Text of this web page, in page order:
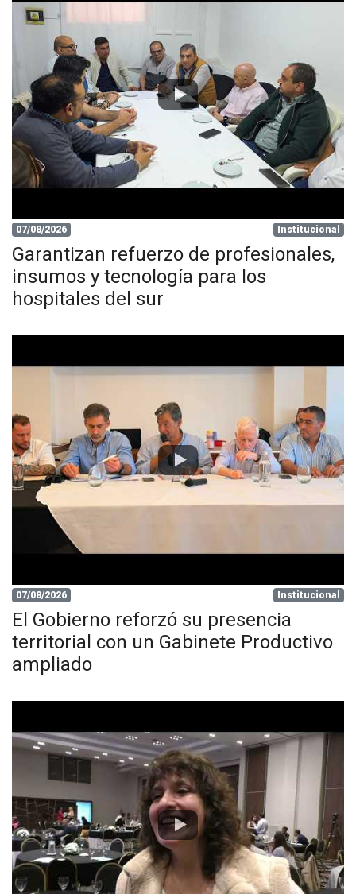
07/08/2026 Institucional
Garantizan refuerzo de profesionales,
insumos y tecnología para los
hospitales del sur
07/08/2026 Institucional
El Gobierno reforzó su presencia
territorial con un Gabinete Productivo
ampliado